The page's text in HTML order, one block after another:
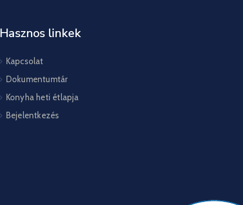
Hasznos linkek
Kapcsolat
Dokumentumtár
Konyha heti étlapja
Bejelentkezés